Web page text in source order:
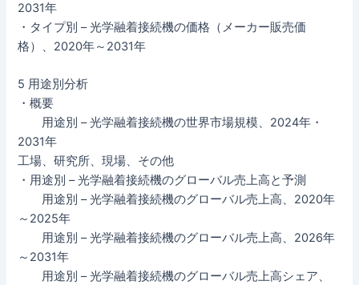
2031年
・タイプ別 – 光学融着接続機の価格（メーカー販売価
格）、2020年～2031年
5 用途別分析
・概要
用途別 – 光学融着接続機の世界市場規模、2024年・
2031年
工場、研究所、現場、その他
・用途別 – 光学融着接続機のグローバル売上高と予測
用途別 – 光学融着接続機のグローバル売上高、2020年
～2025年
用途別 – 光学融着接続機のグローバル売上高、2026年
～2031年
用途別 – 光学融着接続機のグローバル売上高シェア、